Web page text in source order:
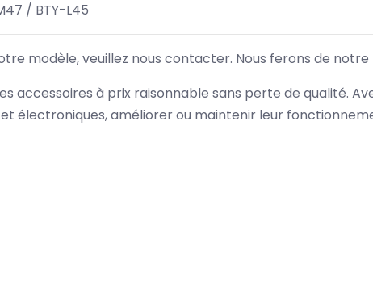
/ BTY-L45
modèle, veuillez nous contacter. Nous ferons de notre
accessoires à prix raisonnable sans perte de qualité.
électroniques, améliorer ou maintenir leur